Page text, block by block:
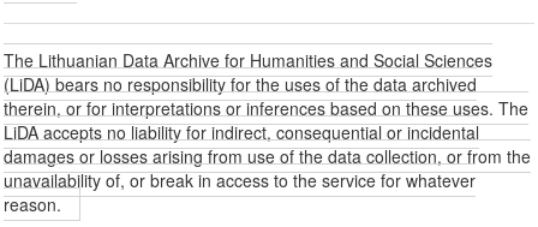
The Lithuanian Data Archive for Humanities and Social Sciences
(LiDA) bears no responsibility for the uses of the data archived
therein, or for interpretations or inferences based on these uses. The
LiDA accepts no liability for indirect, consequential or incidental
damages or losses arising from use of the data collection, or from the
unavailability of, or break in access to the service for whatever
reason.